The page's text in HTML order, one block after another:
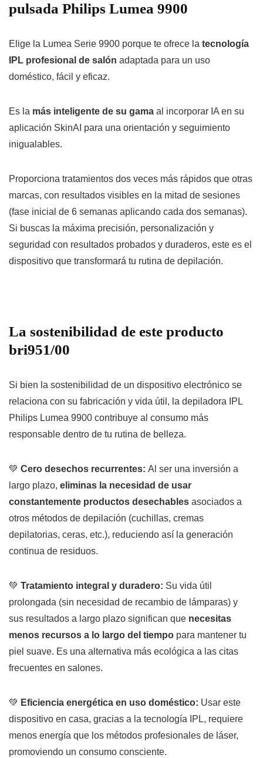
pulsada Philips Lumea 9900
Elige la Lumea Serie 9900 porque te ofrece la tecnología
IPL profesional de salón adaptada para un uso
doméstico, fácil y eficaz.
Es la más inteligente de su gama al incorporar IA en su
aplicación SkinAI para una orientación y seguimiento
inigualables.
Proporciona tratamientos dos veces más rápidos que otras
marcas, con resultados visibles en la mitad de sesiones
(fase inicial de 6 semanas aplicando cada dos semanas).
Si buscas la máxima precisión, personalización y
seguridad con resultados probados y duraderos, este es el
dispositivo que transformará tu rutina de depilación.
La sostenibilidad de este producto
bri951/00
Si bien la sostenibilidad de un dispositivo electrónico se
relaciona con su fabricación y vida útil, la depiladora IPL
Philips Lumea 9900 contribuye al consumo más
responsable dentro de tu rutina de belleza.
💚 Cero desechos recurrentes: Al ser una inversión a
largo plazo, eliminas la necesidad de usar
constantemente productos desechables asociados a
otros métodos de depilación (cuchillas, cremas
depilatorias, ceras, etc.), reduciendo así la generación
continua de residuos.
💚 Tratamiento integral y duradero: Su vida útil
prolongada (sin necesidad de recambio de lámparas) y
sus resultados a largo plazo significan que necesitas
menos recursos a lo largo del tiempo para mantener tu
piel suave. Es una alternativa más ecológica a las citas
frecuentes en salones.
💚 Eficiencia energética en uso doméstico: Usar este
dispositivo en casa, gracias a la tecnología IPL, requiere
menos energía que los métodos profesionales de láser,
promoviendo un consumo consciente.